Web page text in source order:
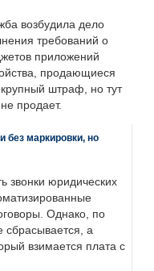
возбудила дело
требований о
приложений
продающиеся
штраф, но тут
продает.
без маркировки, но
звонки юридических
Однако, по
сбрасывается, а
взимается плата с